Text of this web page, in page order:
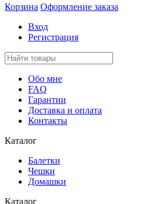
Корзина Оформление заказа
Вход
Регистрация
Обо мне
FAQ
Гарантии
Доставка и оплата
Контакты
Каталог
Балетки
Чешки
Домашки
Каталог